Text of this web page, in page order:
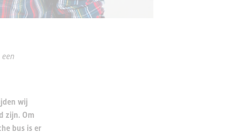
wij
zijn. Om
bus is er